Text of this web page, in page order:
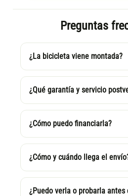
Preguntas
¿La bicicleta viene montada?
¿Qué garantía y servicio
¿Cómo puedo financiarla?
¿Cómo y cuándo llega el
¿Puedo verla o probarla antes